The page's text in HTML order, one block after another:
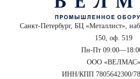
Санкт-Петербург, БЦ «Металлист»,
150, оф. 519
Пн-Пт
ООО «ВЕЛМАС»
ИНН/КПП 7805642300/